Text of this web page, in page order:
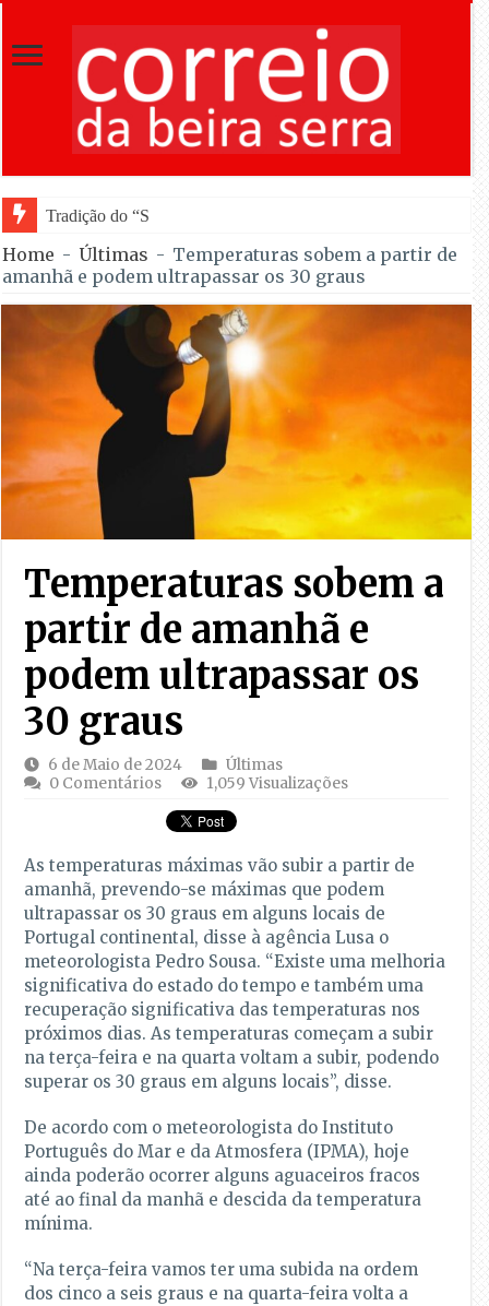
Tradição do “Solteiros vs Casados” regressa
Home - Últimas - Temperaturas sobem a partir de
amanhã e podem ultrapassar os 30 graus
Temperaturas sobem a
partir de amanhã e
podem ultrapassar os
30 graus
6 de Maio de 2024
Últimas
0 Comentários
1,059 Visualizações
As temperaturas máximas vão subir a partir de
amanhã, prevendo-se máximas que podem
ultrapassar os 30 graus em alguns locais de
Portugal continental, disse à agência Lusa o
meteorologista Pedro Sousa. “Existe uma melhoria
significativa do estado do tempo e também uma
recuperação significativa das temperaturas nos
próximos dias. As temperaturas começam a subir
na terça-feira e na quarta voltam a subir, podendo
superar os 30 graus em alguns locais”, disse.
De acordo com o meteorologista do Instituto
Português do Mar e da Atmosfera (IPMA), hoje
ainda poderão ocorrer alguns aguaceiros fracos
até ao final da manhã e descida da temperatura
mínima.
“Na terça-feira vamos ter uma subida na ordem
dos cinco a seis graus e na quarta-feira volta a